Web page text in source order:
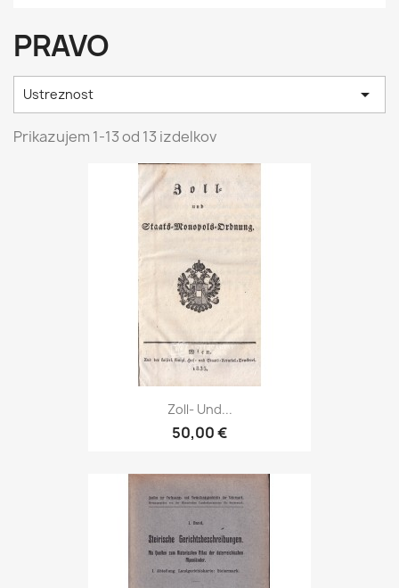
PRAVO
Ustreznost 
Prikazujem 1-13 od 13 izdelkov
Zoll- Und...
50,00 €